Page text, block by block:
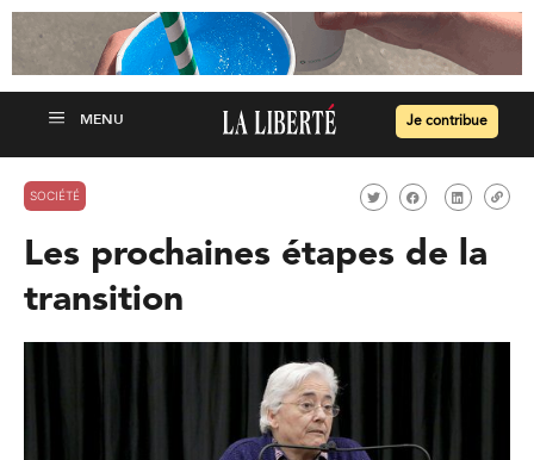
Je contribue
SOCIÉTÉ
Les prochaines étapes de la
transition